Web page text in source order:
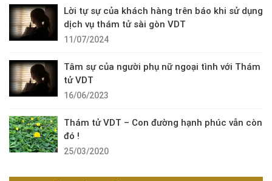
Lời tự sự của khách hàng trên báo khi sử dụng
dịch vụ thám tử sài gòn VDT
11/07/2024
Tâm sự của người phụ nữ ngoại tình với Thám
tử VDT
16/06/2023
Thám tử VDT – Con đường hạnh phúc vẫn còn
đó !
25/03/2020